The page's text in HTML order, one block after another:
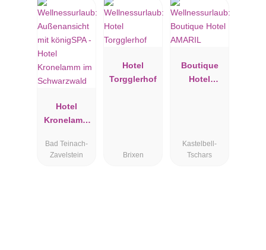
Hotel
Kronelamm
Schwarzwal
Bad Teinach-
Zavelstein
Hotel
Torgglerhof
Brixen
Boutique
Hotel
Kastelbell-
Tschars